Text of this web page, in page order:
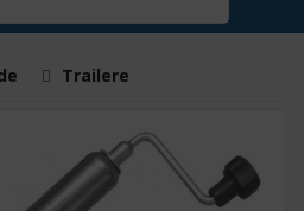
Trailere